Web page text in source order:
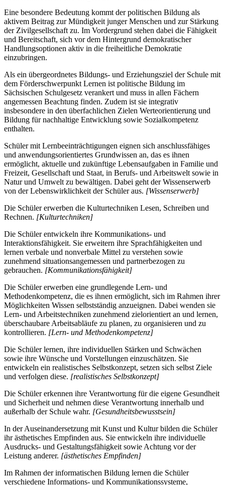
Eine besondere Bedeutung kommt der politischen Bildung als
aktivem Beitrag zur Mündigkeit junger Menschen und zur Stärkung
der Zivilgesellschaft zu. Im Vordergrund stehen dabei die Fähigkeit
und Bereitschaft, sich vor dem Hintergrund demokratischer
Handlungsoptionen aktiv in die freiheitliche Demokratie
einzubringen.
Als ein übergeordnetes Bildungs- und Erziehungsziel der Schule mit
dem Förderschwerpunkt Lernen ist politische Bildung im
Sächsischen Schulgesetz verankert und muss in allen Fächern
angemessen Beachtung finden. Zudem ist sie integrativ
insbesondere in den überfachlichen Zielen Werteorientierung und
Bildung für nachhaltige Entwicklung sowie Sozialkompetenz
enthalten.
Schüler mit Lernbeeinträchtigungen eignen sich anschlussfähiges
und anwendungsorientiertes Grundwissen an, das es ihnen
ermöglicht, aktuelle und zukünftige Lebensaufgaben in Familie und
Freizeit, Gesellschaft und Staat, in Berufs- und Arbeitswelt sowie in
Natur und Umwelt zu bewältigen. Dabei geht der Wissenserwerb
von der Lebenswirklichkeit der Schüler aus. [Wissenserwerb]
Die Schüler erwerben die Kulturtechniken Lesen, Schreiben und
Rechnen. [Kulturtechniken]
Die Schüler entwickeln ihre Kommunikations- und
Interaktionsfähigkeit. Sie erweitern ihre Sprachfähigkeiten und
lernen verbale und nonverbale Mittel zu verstehen sowie
zunehmend situationsangemessen und partnerbezogen zu
gebrauchen. [Kommunikationsfähigkeit]
Die Schüler erwerben eine grundlegende Lern- und
Methodenkompetenz, die es ihnen ermöglicht, sich im Rahmen ihrer
Möglichkeiten Wissen selbstständig anzueignen. Dabei wenden sie
Lern- und Arbeitstechniken zunehmend zielorientiert an und lernen,
überschaubare Arbeitsabläufe zu planen, zu organisieren und zu
kontrollieren. [Lern- und Methodenkompetenz]
Die Schüler lernen, ihre individuellen Stärken und Schwächen
sowie ihre Wünsche und Vorstellungen einzuschätzen. Sie
entwickeln ein realistisches Selbstkonzept, setzen sich selbst Ziele
und verfolgen diese. [realistisches Selbstkonzept]
Die Schüler erkennen ihre Verantwortung für die eigene Gesundheit
und Sicherheit und nehmen diese Verantwortung innerhalb und
außerhalb der Schule wahr. [Gesundheitsbewusstsein]
In der Auseinandersetzung mit Kunst und Kultur bilden die Schüler
ihr ästhetisches Empfinden aus. Sie entwickeln ihre individuelle
Ausdrucks- und Gestaltungsfähigkeit sowie Achtung vor der
Leistung anderer. [ästhetisches Empfinden]
Im Rahmen der informatischen Bildung lernen die Schüler
verschiedene Informations- und Kommunikationssysteme,